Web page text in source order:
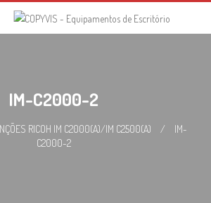
IM-C2000-2
RICOH IM C2000(A)/IM C2500(A) /
IM-
C2000-2